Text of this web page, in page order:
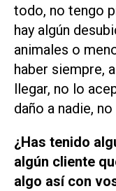
todo, no tengo
hay algún
animales o
haber siempre,
llegar, no lo
daño a nadie, no
¿Has tenido
algún cliente
algo así con